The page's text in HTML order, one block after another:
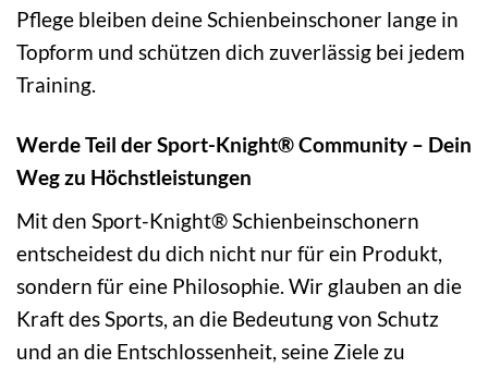
Pflege bleiben deine Schienbeinschoner lange in
Topform und schützen dich zuverlässig bei jedem
Training.
Werde Teil der Sport-Knight® Community – Dein
Weg zu Höchstleistungen
Mit den Sport-Knight® Schienbeinschonern
entscheidest du dich nicht nur für ein Produkt,
sondern für eine Philosophie. Wir glauben an die
Kraft des Sports, an die Bedeutung von Schutz
und an die Entschlossenheit, seine Ziele zu